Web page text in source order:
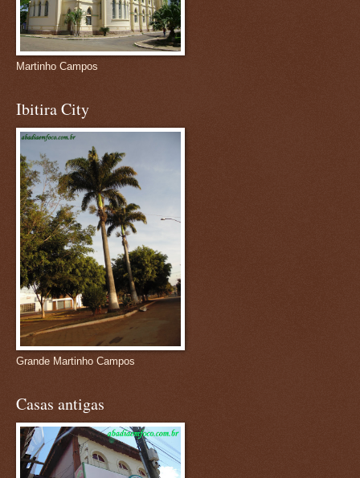
Martinho Campos
Ibitira City
Grande Martinho Campos
Casas antigas